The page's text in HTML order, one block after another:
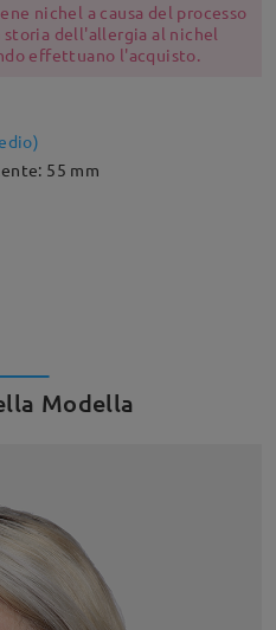
nichel a causa del processo
dell'allergia al nichel
effettuano l'acquisto.
)
55 mm
Modella